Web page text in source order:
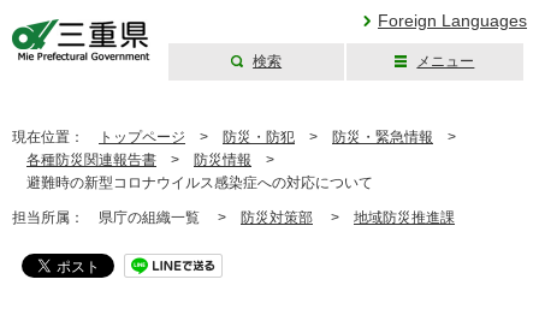
Foreign Languages
検索 メニュー
現在位置： トップページ > 防災・防犯 > 防災・緊急情報 >
各種防災関連報告書 > 防災情報 >
避難時の新型コロナウイルス感染症への対応について
担当所属： 県庁の組織一覧 > 防災対策部 > 地域防災推進課